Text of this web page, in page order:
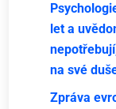
let a
na své
Zpráva